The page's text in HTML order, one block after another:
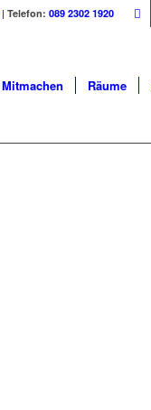
| Telefon: 089 2302 1920
Mitmachen Räume